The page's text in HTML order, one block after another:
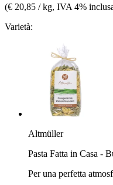
(€ 20,85 / kg, IVA 4%
Varietà:
Altmüller
Pasta Fatta in Casa -
Per una perfetta